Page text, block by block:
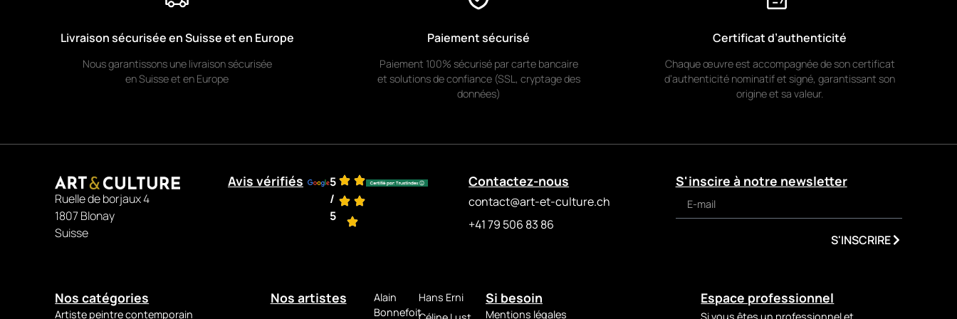
schafft Christof Monnin ein
Materie in einem Strudel intensiver Farben aufeinandertreffen. In
durch seine horizontale Komposition aus, die den Schwung und die
Dynamik der gestischen Malweise eindrucksvoll verstärkt.
Strahlkraft. Die pastose, reliefartige Farbstruktur verleiht dem Werk
eine beinahe skulpturale Präsenz.
Im Panoramaformat von 60 × 120 cm behauptet sich dieses Werk als
künstlerischen Wert.
Livraison sécurisée en Suisse et en Europe
Nous garantissons une livraison sécurisée
en Suisse et en Europe
Paiement sécurisé
Paiement 100% sécurisé par carte bancaire
et solutions de confiance (SSL, cryptage des
données)
Certificat d’authenticité
Chaque œuvre est accompagnée de son certificat
d’authenticité nominatif et signé, garantissant son
origine et sa valeur.
Ruelle de borjaux 4
1807 Blonay
Suisse
Avis vérifiés
5
/
5
Contactez-nous
contact@art-et-culture.ch
+41 79 506 83 86
S'inscire à notre newsletter
S'INSCRIRE
Nos catégories
Artiste peintre contemporain
Nos artistes
Alain
Bonnefoit
Hans Erni
Si besoin
Mentions légales
Espace professionnel